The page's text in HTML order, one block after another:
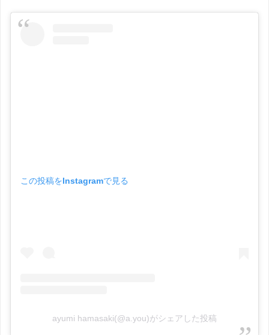
この投稿をInstagramで見る
ayumi hamasaki(@a.you)がシェアした投稿